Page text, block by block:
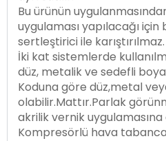
Bu ürünün
uygulaması yapılacağı
sertleştirici ile karıştırılmaz.
İki kat sistemlerde
düz, metalik ve sedefli
Koduna göre düz,metal
olabilir.Mattır.Parlak
akrilik vernik uygulamasına
Kompresörlü hava